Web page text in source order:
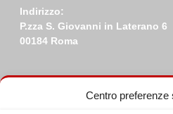
Centro preferenze
Indirizzo:
P.zza S. Giovanni in Laterano 6
00184 Roma